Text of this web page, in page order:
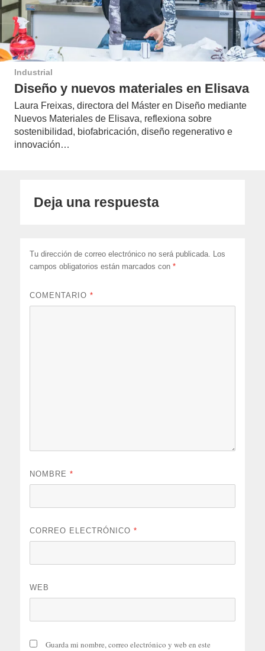
Industrial
Diseño y nuevos materiales en Elisava
Laura Freixas, directora del Máster en Diseño mediante
Nuevos Materiales de Elisava, reflexiona sobre
sostenibilidad, biofabricación, diseño regenerativo e
innovación…
Deja una respuesta
Tu dirección de correo electrónico no será publicada. Los
campos obligatorios están marcados con*
COMENTARIO*
NOMBRE*
CORREO ELECTRÓNICO*
WEB
Guarda mi nombre, correo electrónico y web en este